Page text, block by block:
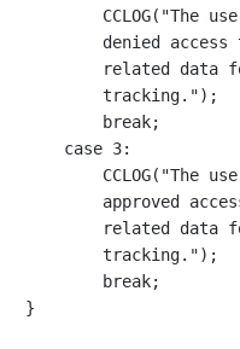
CCLOG( "The
denied access
related data
tracking.");
break;
case 3:
CCLOG( "The
approved
related data
tracking.");
break;
}